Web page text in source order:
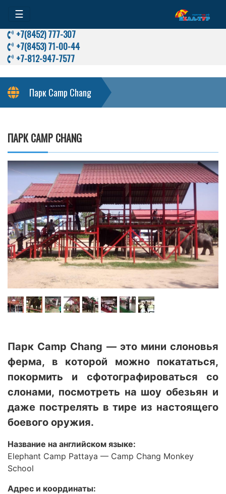
☰
+7(8452) 777-307
+7(8453) 71-00-44
+7-812-947-7577
Парк Camp Chang
ПАРК CAMP CHANG
Парк Camp Chang — это мини слоновья
ферма, в которой можно покататься,
покормить и сфотографироваться со
слонами, посмотреть на шоу обезьян и
даже пострелять в тире из настоящего
боевого оружия.
Название на английском языке:
Elephant Camp Pattaya — Camp Chang Monkey
School
Адрес и координаты: